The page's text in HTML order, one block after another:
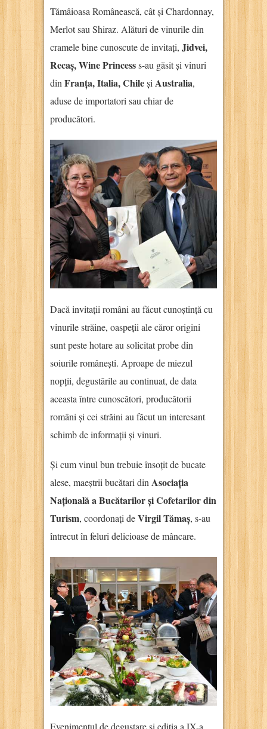
Tămâioasa Românească, cât și Chardonnay,
Merlot sau Shiraz. Alături de vinurile din
cramele bine cunoscute de invitați, Jidvei,
Recaș, Wine Princesss-au găsit și vinuri
din Franța, Italia, Chileși Australia,
aduse de importatori sau chiar de
producători.
Dacă invitații români au făcut cunoștință cu
vinurile străine, oaspeții ale căror origini
sunt peste hotare au solicitat probe din
soiurile românești. Aproape de miezul
nopții, degustările au continuat, de data
aceasta între cunoscători, producătorii
români și cei străini au făcut un interesant
schimb de informații și vinuri.
Și cum vinul bun trebuie însoțit de bucate
alese, maeștrii bucătari din Asociația
Națională a Bucătarilor și Cofetarilor din
Turism, coordonați deVirgil Tămaș, s-au
întrecut în feluri delicioase de mâncare.
Evenimentul de degustare și ediția a IX-a